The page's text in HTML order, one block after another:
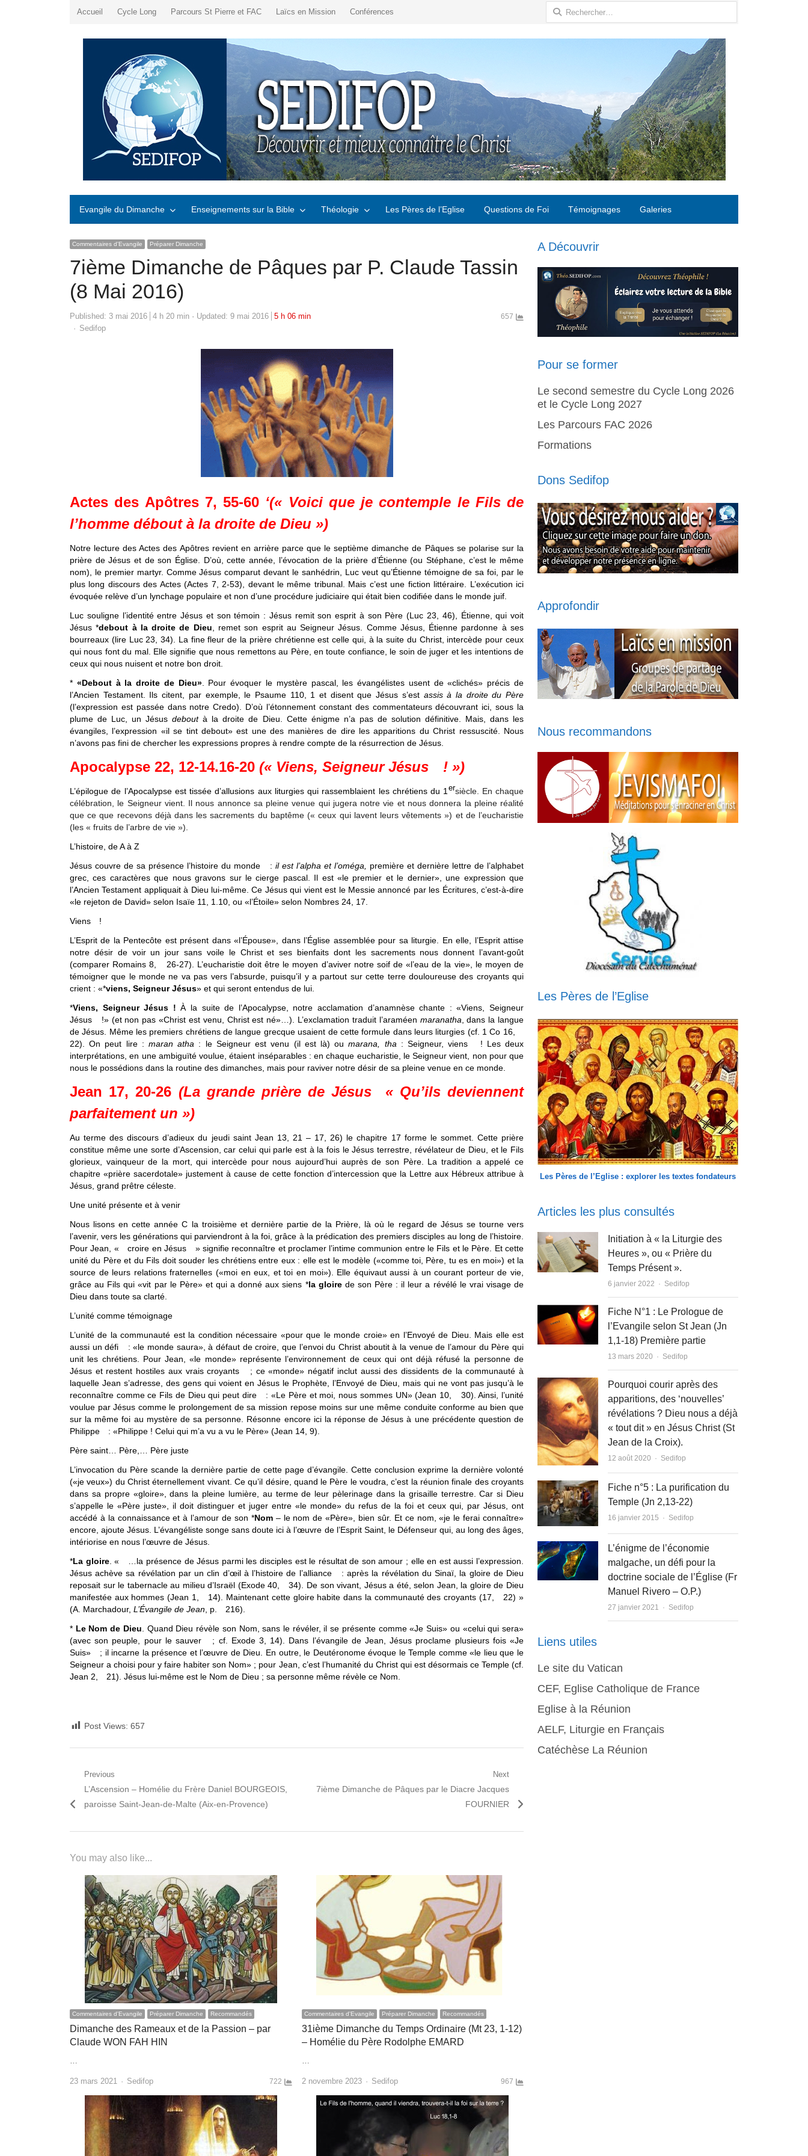
Accueil Cycle Long Parcours St Pierre et FAC Laïcs en Mission Conférences Rechercher :
Evangile du Dimanche Enseignements sur la Bible Théologie Les Pères de l’Eglise Questions de Foi Témoignages Galeries
Commentaires d'Evangile Préparer Dimanche
7ième Dimanche de Pâques par P. Claude Tassin
(8 Mai 2016)
Published: 3 mai 2016 4 h 20 min Updated: 9 mai 2016 5 h 06 min
Author
Sedifop
657
Actes des Apôtres 7, 55-60 ‘(« Voici que je contemple le Fils de
l’homme débout à la droite de Dieu »)
Notre lecture des Actes des Apôtres revient en arrière parce que le septième dimanche de Pâques se polarise sur la
prière de Jésus et de son Église. D’où, cette année, l’évocation de la prière d’Étienne (ou Stéphane, c’est le même
nom), le premier martyr. Comme Jésus comparut devant le sanhédrin, Luc veut qu’Étienne témoigne de sa foi, par le
plus long discours des Actes (Actes 7, 2-53), devant le même tribunal. Mais c’est une fiction littéraire. L’exécution ici
évoquée relève d’un lynchage populaire et non d’une procédure judiciaire qui était bien codifiée dans le monde juif.
Luc souligne l’identité entre Jésus et son témoin : Jésus remit son esprit à son Père (Luc 23, 46), Étienne, qui voit
Jésus *debout à la droite de Dieu , remet son esprit au Seigneur Jésus. Comme Jésus, Étienne pardonne à ses
bourreaux (lire Luc 23, 34). La fine fleur de la prière chrétienne est celle qui, à la suite du Christ, intercède pour ceux
qui nous font du mal. Elle signifie que nous remettons au Père, en toute confiance, le soin de juger et les intentions de
ceux qui nous nuisent et notre bon droit.
* «Debout à la droite de Dieu». Pour évoquer le mystère pascal, les évangélistes usent de «clichés» précis de
l’Ancien Testament. Ils citent, par exemple, le Psaume 110, 1 et disent que Jésus s’est assis à la droite du Père
(l’expression est passée dans notre Credo). D’où l’étonnement constant des commentateurs découvrant ici, sous la
plume de Luc, un Jésusdeboutà la droite de Dieu. Cette énigme n’a pas de solution définitive. Mais, dans les
évangiles, l’expression «il se tint debout» est une des manières de dire les apparitions du Christ ressuscité. Nous
n’avons pas fini de chercher les expressions propres à rendre compte de la résurrection de Jésus.
Apocalypse 22, 12-14.16-20 (« Viens, Seigneur Jésus ! »)
L’épilogue de l’Apocalypse est tissée d’allusions aux liturgies qui rassemblaient les chrétiens du 1 ersiècle. En chaque
célébration, le Seigneur vient. Il nous annonce sa pleine venue qui jugera notre vie et nous donnera la pleine réalité
que ce que recevons déjà dans les sacrements du baptême (« ceux qui lavent leurs vêtements ») et de l’eucharistie
(les « fruits de l’arbre de vie »).
L’histoire, de A à Z
Jésus couvre de sa présence l’histoire du monde :il est l’alpha et l’oméga,
première et dernière lettre de l’alphabet
grec, ces caractères que nous gravons sur le cierge pascal. Il est «le premier et le dernier», une expression que
l’Ancien Testament appliquait à Dieu lui-même. Ce Jésus qui vient est le Messie annoncé par les Écritures, c’est-à-dire
«le rejeton de David» selon Isaïe 11, 1.10, ou «l’Étoile» selon Nombres 24, 17.
Viens !
L’Esprit de la Pentecôte est présent dans «l’Épouse», dans l’Église assemblée pour sa liturgie. En elle, l’Esprit attise
notre désir de voir un jour sans voile le Christ et ses bienfaits dont les sacrements nous donnent l’avant-goût
(comparer Romains 8, 26-27). L’eucharistie doit être le moyen d’aviver notre soif de «l’eau de la vie», le moyen de
témoigner que le monde ne va pas vers l’absurde, puisqu’il y a partout sur cette terre douloureuse des croyants qui
crient : «*viens, Seigneur Jésus» et qui seront entendus de lui.
*Viens, Seigneur Jésus ! À la suite de l’Apocalypse, notre acclamation d’anamnèse chante : «Viens, Seigneur
Jésus !» (et non pas «Christ est venu, Christ est né»…). L’exclamation traduit l’araméen maranatha , dans la langue
de Jésus. Même les premiers chrétiens de langue grecque usaient de cette formule dans leurs liturgies (cf. 1 Co 16,
22). On peut lire :maran atha : le Seigneur est venu (il est là) oumarana, tha : Seigneur, viens ! Les deux
interprétations, en une ambiguïté voulue, étaient inséparables : en chaque eucharistie, le Seigneur vient, non pour que
nous le possédions dans la routine des dimanches, mais pour raviver notre désir de sa pleine venue en ce monde.
Jean 17, 20-26 (La grande prière de Jésus « Qu’ils deviennent
parfaitement un »)
Au terme des discours d’adieux du jeudi saint Jean 13, 21 – 17, 26) le chapitre 17 forme le sommet. Cette prière
constitue même une sorte d’Ascension, car celui qui parle est à la fois le Jésus terrestre, révélateur de Dieu, et le Fils
glorieux, vainqueur de la mort, qui intercède pour nous aujourd’hui auprès de son Père. La tradition a appelé ce
chapitre «prière sacerdotale» justement à cause de cette fonction d’intercession que la Lettre aux Hébreux attribue à
Jésus, grand prêtre céleste.
Une unité présente et à venir
Nous lisons en cette année C la troisième et dernière partie de la Prière, là où le regard de Jésus se tourne vers
l’avenir, vers les générations qui parviendront à la foi, grâce à la prédication des premiers disciples au long de l’histoire.
Pour Jean, « croire en Jésus » signifie reconnaître et proclamer l’intime communion entre le Fils et le Père. Et cette
unité du Père et du Fils doit souder les chrétiens entre eux : elle est le modèle («comme toi, Père, tu es en moi») et la
source de leurs relations fraternelles («moi en eux, et toi en moi»). Elle équivaut aussi à un courant porteur de vie,
grâce au Fils qui «vit par le Père» et qui a donné aux siens *la gloirede son Père : il leur a révélé le vrai visage de
Dieu dans toute sa clarté.
L’unité comme témoignage
L’unité de la communauté est la condition nécessaire «pour que le monde croie» en l’Envoyé de Dieu. Mais elle est
aussi un défi : «le monde saura», à défaut de croire, que l’envoi du Christ aboutit à la venue de l’amour du Père qui
unit les chrétiens. Pour Jean, «le monde» représente l’environnement de ceux qui ont déjà réfusé la personne de
Jésus et restent hostiles aux vrais croyants ; ce «monde» négatif inclut aussi des dissidents de la communauté à
laquelle Jean s’adresse, des gens qui voient en Jésus le Prophète, l’Envoyé de Dieu, mais qui ne vont pas jusqu’à le
reconnaître comme ce Fils de Dieu qui peut dire : «Le Père et moi, nous sommes UN» (Jean 10, 30). Ainsi, l’unité
voulue par Jésus comme le prolongement de sa mission repose moins sur une même conduite conforme au bien que
sur la même foi au mystère de sa personne. Résonne encore ici la réponse de Jésus à une précédente question de
Philippe : «Philippe ! Celui qui m’a vu a vu le Père» (Jean 14, 9).
Père saint… Père,… Père juste
L’invocation du Père scande la dernière partie de cette page d’évangile. Cette conclusion exprime la dernière volonté
(«je veux») du Christ éternellement vivant. Ce qu’il désire, quand le Père le voudra, c’est la réunion finale des croyants
dans sa propre «gloire», dans la pleine lumière, au terme de leur pèlerinage dans la grisaille terrestre. Car si Dieu
s’appelle le «Père juste», il doit distinguer et juger entre «le monde» du refus de la foi et ceux qui, par Jésus, ont
accédé à la connaissance et à l’amour de son *Nom– le nom de «Père», bien sûr. Et ce nom, «je le ferai connaître»
encore, ajoute Jésus. L’évangéliste songe sans doute ici à l’œuvre de l’Esprit Saint, le Défenseur qui, au long des âges,
intériorise en nous l’œuvre de Jésus.
*La gloire. « …la présence de Jésus parmi les disciples est le résultat de son amour ; elle en est aussi l’expression.
Jésus achève sa révélation par un clin d’œil à l’histoire de l’alliance : après la révélation du Sinaï, la gloire de Dieu
reposait sur le tabernacle au milieu d’Israël (Exode 40, 34). De son vivant, Jésus a été, selon Jean, la gloire de Dieu
manifestée aux hommes (Jean 1, 14). Maintenant cette gloire habite dans la communauté des croyants (17, 22) »
(A. Marchadour, L’Évangile de Jean , p. 216).
* Le Nom de Dieu . Quand Dieu révèle son Nom, sans le révéler, il se présente comme «Je Suis» ou «celui qui sera»
(avec son peuple, pour le sauver ; cf. Exode 3, 14). Dans l’évangile de Jean, Jésus proclame plusieurs fois «Je
Suis» ; il incarne la présence et l’œuvre de Dieu. En outre, le Deutéronome évoque le Temple comme «le lieu que le
Seigneur a choisi pour y faire habiter son Nom» ; pour Jean, c’est l’humanité du Christ qui est désormais ce Temple (cf.
Jean 2, 21). Jésus lui-même est le Nom de Dieu ; sa personne même révèle ce Nom.
Post Views: 657
Navigation
de
Previous
Previous
post:
L’Ascension – Homélie du Frère Daniel BOURGEOIS,
paroisse Saint-Jean-de-Malte (Aix-en-Provence)
Next
Next
7ième Dimanche de Pâques par le Diacre Jacques
FOURNIER
You may also like...
Commentaires d'Evangile Préparer Dimanche Recommandés
Dimanche des Rameaux et de la Passion – par
Claude WON FAH HIN
…
23 mars 2021 Author
Sedifop 722
Commentaires d'Evangile Préparer Dimanche Recommandés
31ième Dimanche du Temps Ordinaire (Mt 23, 1-12)
– Homélie du Père Rodolphe EMARD
…
2 novembre 2023 Author
Sedifop 967
A Découvrir
Pour se former
Le second semestre du Cycle Long 2026
et le Cycle Long 2027
Les Parcours FAC 2026
Formations
Dons Sedifop
Approfondir
Nous recommandons
Les Pères de l’Eglise
Les Pères de l’Eglise : explorer les textes fondateurs
Articles les plus consultés
Initiation à « la Liturgie des
Heures », ou « Prière du
Temps Présent ».
6 janvier 2022 Author
Sedifop
Fiche N°1 : Le Prologue de
l’Evangile selon St Jean (Jn
1,1-18) Première partie
13 mars 2020 Author
Sedifop
Pourquoi courir après des
apparitions, des ‘nouvelles’
révélations ? Dieu nous a déjà
« tout dit » en Jésus Christ (St
Jean de la Croix).
12 août 2020 Author
Sedifop
Fiche n°5 : La purification du
Temple (Jn 2,13-22)
16 janvier 2015 Author
Sedifop
L’énigme de l’économie
malgache, un défi pour la
doctrine sociale de l’Église (Fr
Manuel Rivero – O.P.)
27 janvier 2021 Author
Sedifop
Liens utiles
Le site du Vatican
CEF, Eglise Catholique de France
Eglise à la Réunion
AELF, Liturgie en Français
Catéchèse La Réunion